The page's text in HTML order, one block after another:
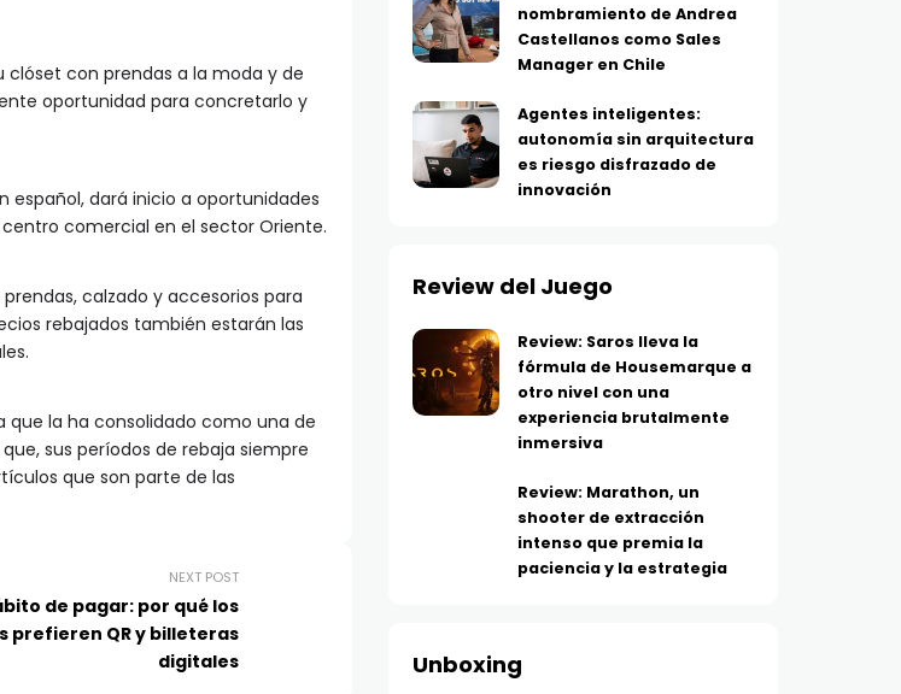
clóset con prendas a la moda y de
oportunidad para concretarlo y
español, dará inicio a oportunidades
comercial en el sector Oriente.
calzado y accesorios para
rebajados también estarán las
la ha consolidado como una de
sus períodos de rebaja siempre
que son parte de las
NEXT POST
de pagar: por qué los
prefieren QR y billeteras
digitales
nombramiento de Andrea
Castellanos como Sales
Manager en Chile
Agentes inteligentes:
autonomía sin arquitectura
es riesgo disfrazado de
innovación
Review del Juego
Review: Saros lleva la
fórmula de Housemarque a
otro nivel con una
experiencia brutalmente
inmersiva
Review: Marathon, un
shooter de extracción
intenso que premia la
paciencia y la estrategia
Unboxing